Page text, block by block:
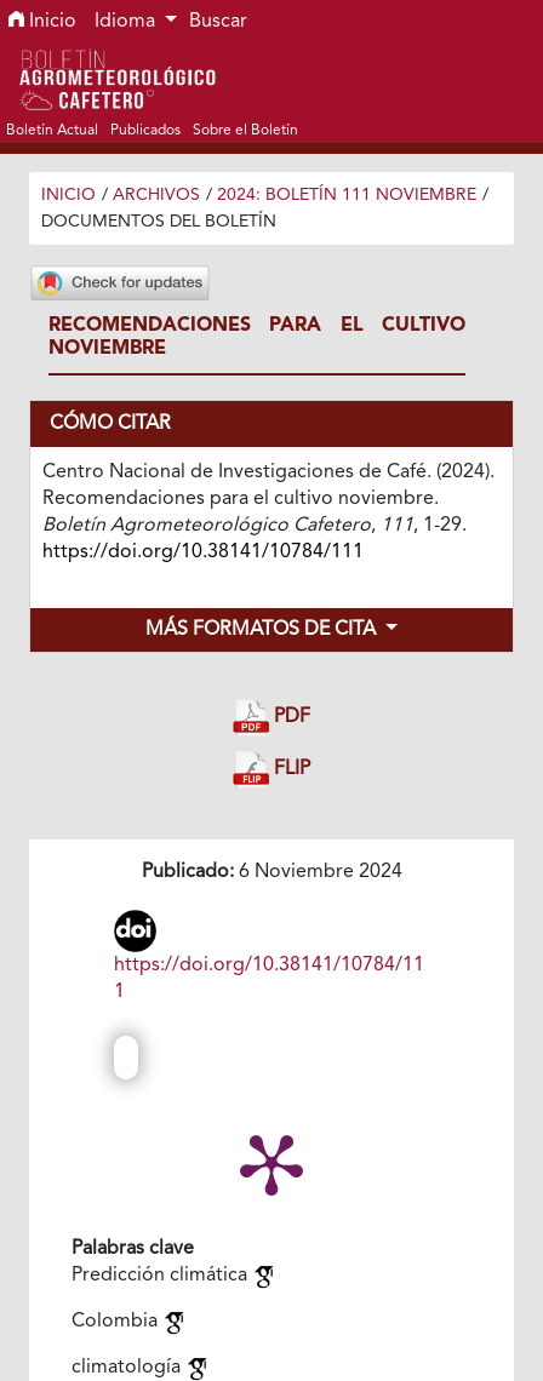
Ir al menú de navegación principal
Ir al contenido principal
Ir al pie de página del sitio
Inicio Idioma Buscar
Boletín Actual Publicados Sobre el Boletín
INICIO / ARCHIVOS / 2024: BOLETÍN 111 NOVIEMBRE /
DOCUMENTOS DEL BOLETÍN
RECOMENDACIONES PARA EL CULTIVO
NOVIEMBRE
CÓMO CITAR
Centro Nacional de Investigaciones de Café. (2024).
Recomendaciones para el cultivo noviembre.
Boletín Agrometeorológico Cafetero, 111, 1-29.
https://doi.org/10.38141/10784/111
MÁS FORMATOS DE CITA
PDF
FLIP
Publicado:6 Noviembre 2024
https://doi.org/10.38141/10784/11
1
Palabras clave
Predicción climática
Colombia
climatología